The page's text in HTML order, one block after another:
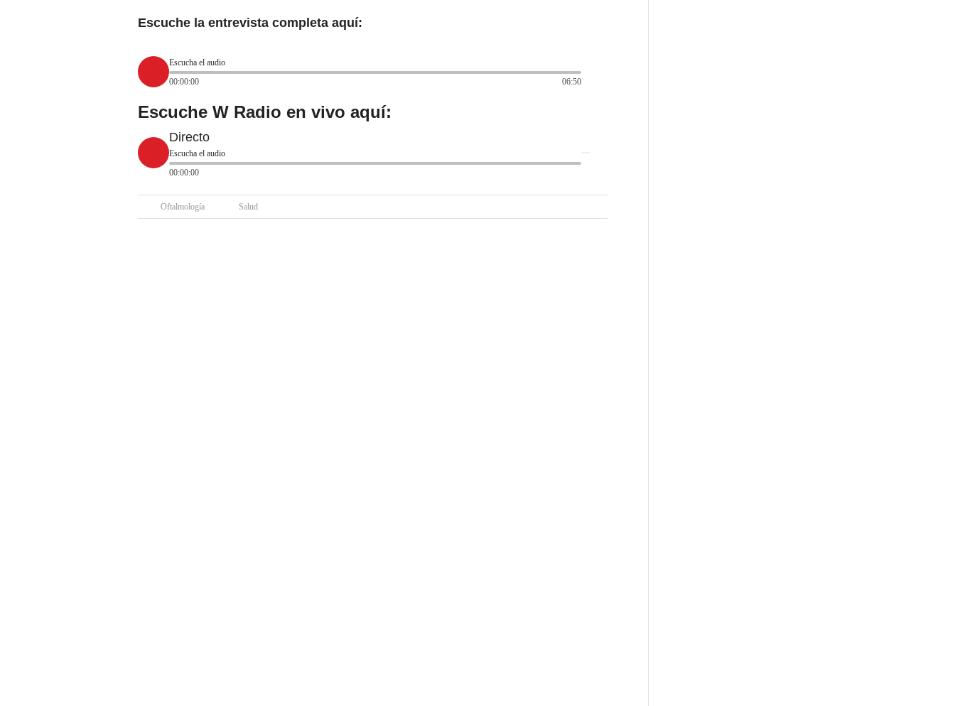
Escuche la entrevista completa aquí:
Escucha el audio
00:00:00
06:50
Escuche W Radio en vivo aquí:
Directo
Escucha el audio
00:00:00
Oftalmología Salud